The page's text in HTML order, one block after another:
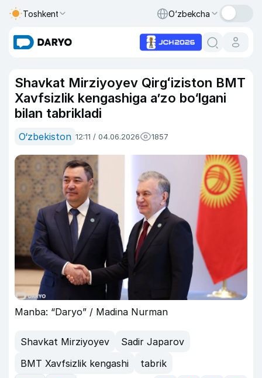
Toshkent O‘zbekcha
Shavkat Mirziyoyev Qirgʻiziston BMT
Xavfsizlik kengashiga a’zo bo‘lgani
bilan tabrikladi
O‘zbekiston 12:11 / 04.06.2026 1857
Manba: “Daryo” / Madina Nurman
Shavkat Mirziyoyev
Sadir Japarov
BMT Xavfsizlik kengashi
tabrik